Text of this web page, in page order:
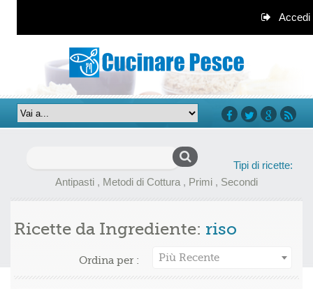
Accedi
Tipi di ricette:
Antipasti , Metodi di Cottura , Primi , Secondi
Ricette da Ingrediente: riso
Ordina per : Più Recente